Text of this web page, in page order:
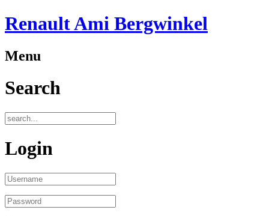
Renault Ami Bergwinkel
Menu
Search
Login